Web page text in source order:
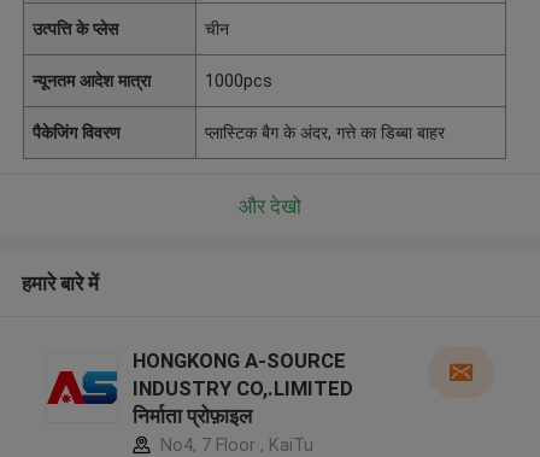
उत्पत्ति के प्लेस चीन
न्यूनतम आदेश मात्रा 1000pcs
पैकेजिंग विवरण प्लास्टिक बैग के अंदर, गत्ते का डिब्बा बाहर
और देखो
हमारे बारे में
HONGKONG A-SOURCE
INDUSTRY CO,.LIMITED
निर्माता प्रोफ़ाइल
No4, 7 Floor , KaiTu